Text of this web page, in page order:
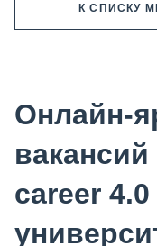
К СПИСКУ
Онлайн-
career